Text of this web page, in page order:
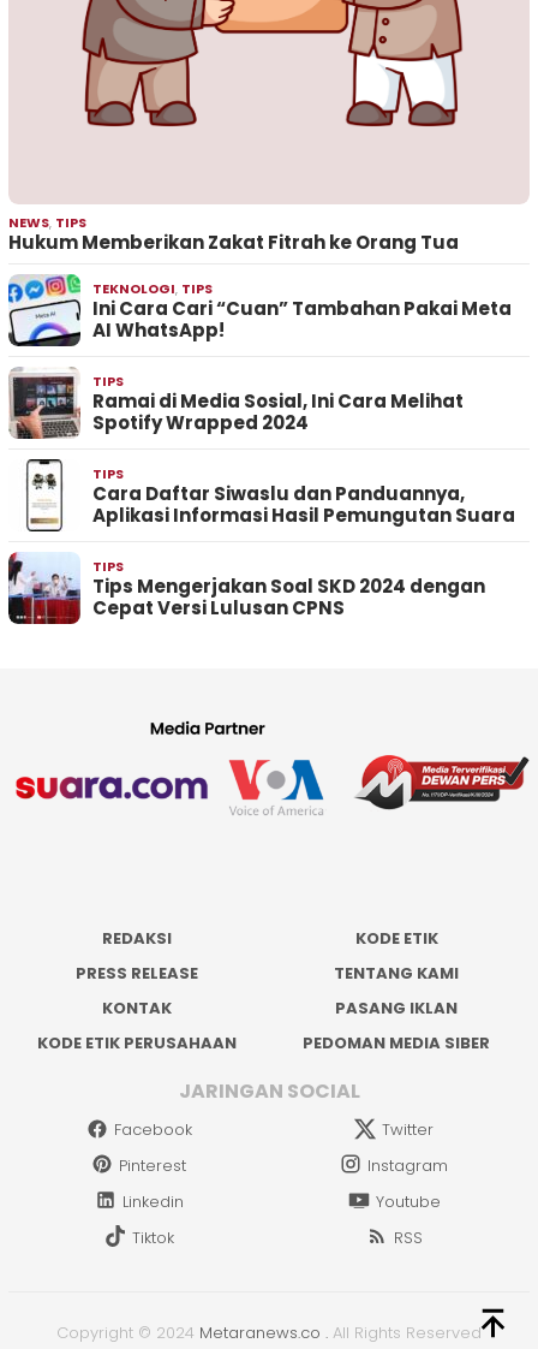
NEWS, TIPS
Hukum Memberikan Zakat Fitrah ke Orang Tua
TEKNOLOGI, TIPS
Ini Cara Cari “Cuan” Tambahan Pakai Meta
AI WhatsApp!
TIPS
Ramai di Media Sosial, Ini Cara Melihat
Spotify Wrapped 2024
TIPS
Cara Daftar Siwaslu dan Panduannya,
Aplikasi Informasi Hasil Pemungutan Suara
TIPS
Tips Mengerjakan Soal SKD 2024 dengan
Cepat Versi Lulusan CPNS
REDAKSI
KODE ETIK
PRESS RELEASE
TENTANG KAMI
KONTAK
PASANG IKLAN
KODE ETIK PERUSAHAAN
PEDOMAN MEDIA SIBER
JARINGAN SOCIAL
Facebook
Twitter
Pinterest
Instagram
Linkedin
Youtube
Tiktok
RSS
Copyright © 2024 Metaranews.co . All Rights Reserved